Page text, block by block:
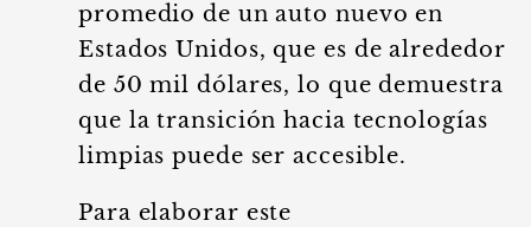
promedio de un auto nuevo en
Estados Unidos, que es de alrededor
de 50 mil dólares, lo que demuestra
que la transición hacia tecnologías
limpias puede ser accesible.
Para elaborar este